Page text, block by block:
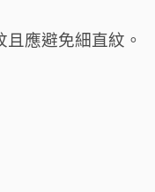
應避免細直紋。